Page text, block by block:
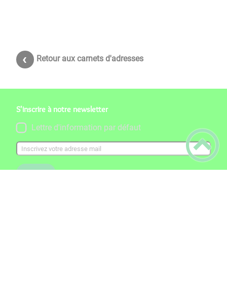
Retour aux carnets d'adresses
S'inscrire à notre newsletter
Lettre d'information par défaut